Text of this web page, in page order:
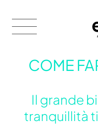
COME
Il grande
tranquillità